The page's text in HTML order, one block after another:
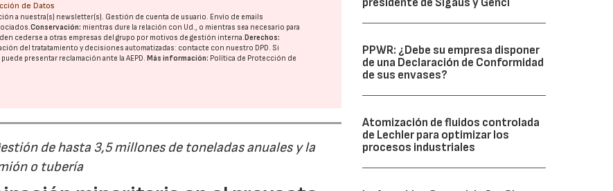
de Datos
a nuestra(s) newsletter(s). Gestión de cuenta de usuario. Envío de emails
Conservación: mientras dure la relación con Ud., o mientras sea necesario para
cederse a otras empresas del grupo por motivos de gestión interna. Derechos:
del tratatamiento y decisiones automatizadas: contacte con nuestro DPD. Si
presentar reclamación ante laAEPD. Más información: Política de Protección de
de hasta 3,5 millones de toneladas anuales y la
o tubería
PPWR: ¿Debe su empresa disponer
de una Declaración de Conformidad
de sus envases?
Atomización de fluidos controlada
de Lechler para optimizar los
procesos industriales